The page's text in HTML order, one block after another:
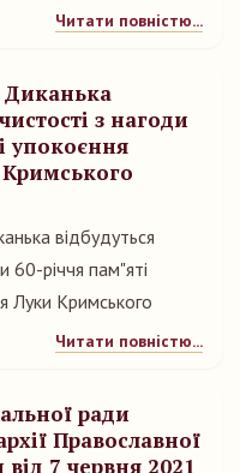
Читати повністю...
Диканька
з нагоди
упокоєння
відбудуться
60-річчя пам"яті
Луки Кримського
Читати повністю...
ради
Православної
7 червня 2021